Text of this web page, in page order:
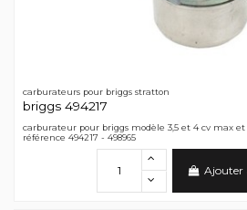
carburateurs pour briggs stratton
briggs 494217
carburateur pour briggs modèle 3,5 et 4 cv max
référence 494217 - 498965
Ajouter